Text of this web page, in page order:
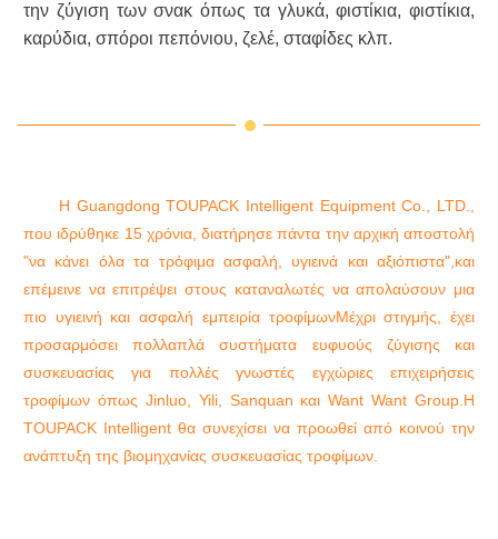
την ζύγιση των σνακ όπως τα γλυκά, φιστίκια, φιστίκια,
καρύδια, σπόροι πεπόνιου, ζελέ, σταφίδες κλπ.
Η Guangdong TOUPACK Intelligent Equipment Co., LTD.,
που ιδρύθηκε 15 χρόνια, διατήρησε πάντα την αρχική αποστολή
"να κάνει όλα τα τρόφιμα ασφαλή, υγιεινά και αξιόπιστα",και
επέμεινε να επιτρέψει στους καταναλωτές να απολαύσουν μια
πιο υγιεινή και ασφαλή εμπειρία τροφίμωνΜέχρι στιγμής, έχει
προσαρμόσει πολλαπλά συστήματα ευφυούς ζύγισης και
συσκευασίας για πολλές γνωστές εγχώριες επιχειρήσεις
τροφίμων όπως Jinluo, Yili, Sanquan και Want Want Group.Η
TOUPACK Intelligent θα συνεχίσει να προωθεί από κοινού την
ανάπτυξη της βιομηχανίας συσκευασίας τροφίμων.